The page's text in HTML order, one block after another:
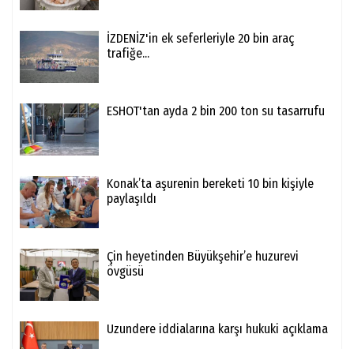
İZDENİZ'in ek seferleriyle 20 bin araç
trafiğe...
ESHOT'tan ayda 2 bin 200 ton su tasarrufu
Konak’ta aşurenin bereketi 10 bin kişiyle
paylaşıldı
Çin heyetinden Büyükşehir’e huzurevi
övgüsü
Uzundere iddialarına karşı hukuki açıklama